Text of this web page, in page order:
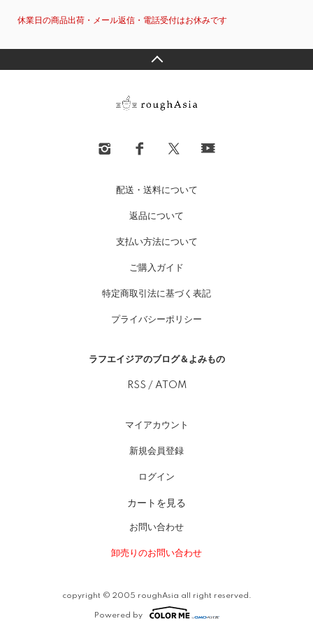
休業日の商品出荷・メール返信・電話受付はお休みです
配送・送料について
返品について
支払い方法について
ご購入ガイド
特定商取引法に基づく表記
プライバシーポリシー
ラフエイジアのブログ＆よみもの
RSS / ATOM
マイアカウント
新規会員登録
ログイン
カートを見る
お問い合わせ
卸売りのお問い合わせ
copyright © 2005 roughAsia all right reserved.
Powered by